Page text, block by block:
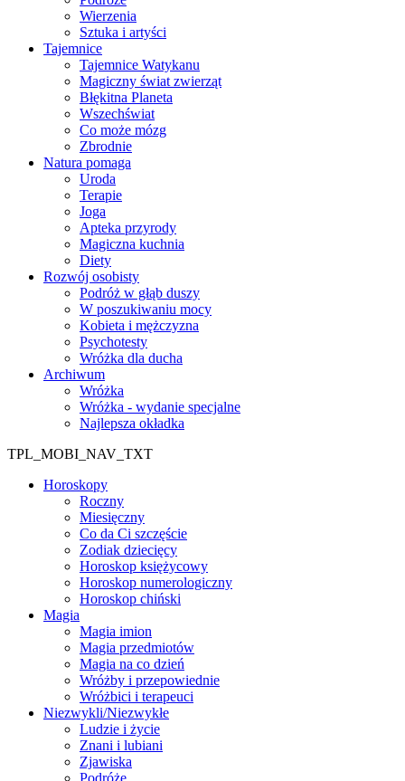
Wierzenia
Sztuka i artyści
Tajemnice
Tajemnice Watykanu
Magiczny świat zwierząt
Błękitna Planeta
Wszechświat
Co może mózg
Zbrodnie
Natura pomaga
Uroda
Terapie
Joga
Apteka przyrody
Magiczna kuchnia
Diety
Rozwój osobisty
Podróż w głąb duszy
W poszukiwaniu mocy
Kobieta i mężczyzna
Psychotesty
Wróżka dla ducha
Archiwum
Wróżka
Wróżka - wydanie specjalne
Najlepsza okładka
TPL_MOBI_NAV_TXT
Horoskopy
Roczny
Miesięczny
Co da Ci szczęście
Zodiak dziecięcy
Horoskop księżycowy
Horoskop numerologiczny
Horoskop chiński
Magia
Magia imion
Magia przedmiotów
Magia na co dzień
Wróżby i przepowiednie
Wróżbici i terapeuci
Niezwykli/Niezwykłe
Ludzie i życie
Znani i lubiani
Zjawiska
Podróże